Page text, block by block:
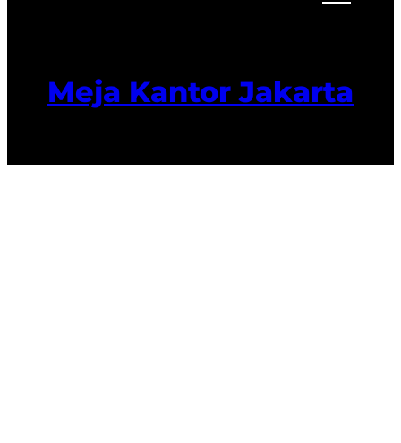
Meja Kantor Jakarta